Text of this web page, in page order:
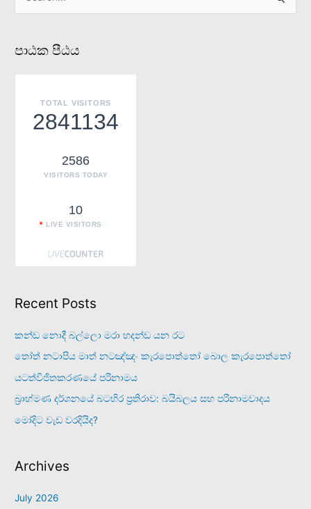
r
c
පාඨක පීඨය
TOTAL VISITORS
2841134
2586
VISITORS TODAY
10
LIVE VISITORS
Recent Posts
කන්ඩ නොදී බල්ලො මරා හදන්ඩ යන රට
තෝත් නටාපිය මාත් නටඤ්ඤං කැරපොත්තෝ බොල කැරපොත්තෝ
යටත්විජිතකරණයේ පරිනාමය
බ්‍රාහ්මණ දර්ශනයේ බටහිර ප්‍රතිරාව: බයිබලය සහ පරිනාමවාදය
මෝදිට වැඩ වරදියිද?
Archives
July 2026